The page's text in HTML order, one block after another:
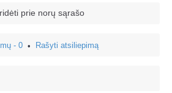
prie norų sąrašo
- 0 • Rašyti atsiliepimą